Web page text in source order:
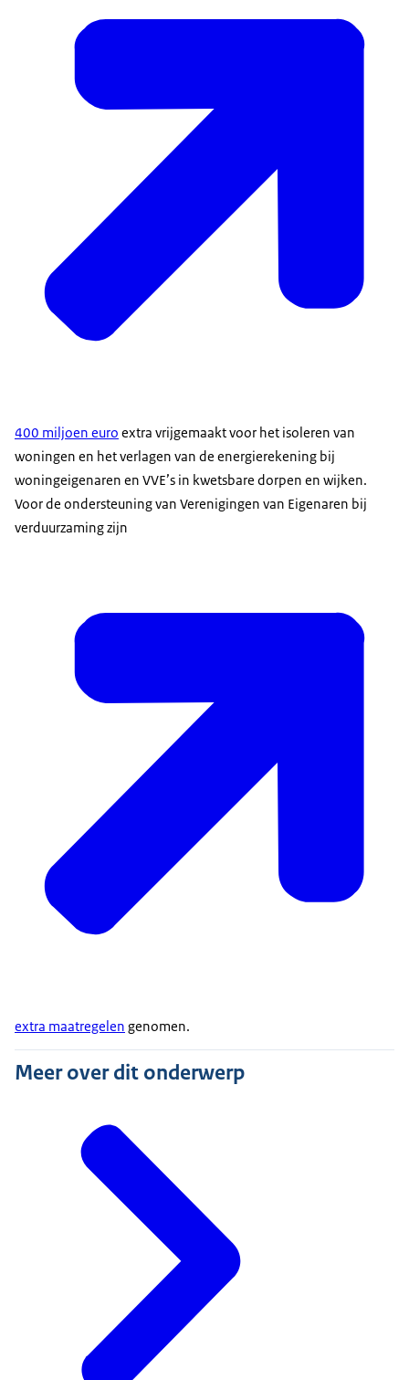
400 miljoen euro extra vrijgemaakt voor het isoleren van
woningen en het verlagen van de energierekening bij
woningeigenaren en VVE’s in kwetsbare dorpen en wijken.
Voor de ondersteuning van Verenigingen van Eigenaren bij
verduurzaming zijn
extra maatregelen genomen.
Meer over dit onderwerp